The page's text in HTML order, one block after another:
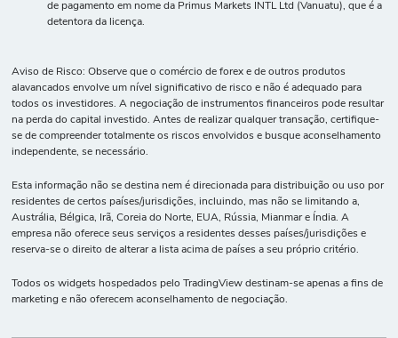
de pagamento em nome da Primus Markets INTL Ltd (Vanuatu), que é a
detentora da licença.
Aviso de Risco: Observe que o comércio de forex e de outros produtos
alavancados envolve um nível significativo de risco e não é adequado para
todos os investidores. A negociação de instrumentos financeiros pode resultar
na perda do capital investido. Antes de realizar qualquer transação, certifique-
se de compreender totalmente os riscos envolvidos e busque aconselhamento
independente, se necessário.
Esta informação não se destina nem é direcionada para distribuição ou uso por
residentes de certos países/jurisdições, incluindo, mas não se limitando a,
Austrália, Bélgica, Irã, Coreia do Norte, EUA, Rússia, Mianmar e Índia. A
empresa não oferece seus serviços a residentes desses países/jurisdições e
reserva-se o direito de alterar a lista acima de países a seu próprio critério.
Todos os widgets hospedados pelo TradingView destinam-se apenas a fins de
marketing e não oferecem aconselhamento de negociação.